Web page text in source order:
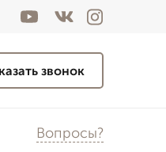
звонок
Вопросы?